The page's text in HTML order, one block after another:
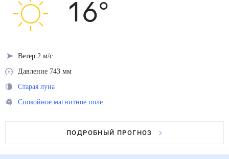
16°
Ветер 2 м/с
Давление 743 мм
Старая луна
Спокойное магнитное поле
ПОДРОБНЫЙ ПРОГНОЗ